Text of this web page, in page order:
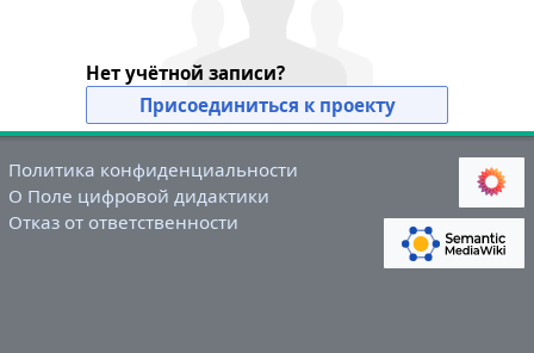
Нет учётной записи?
Присоединиться к проекту
Политика конфиденциальности
О Поле цифровой дидактики
Отказ от ответственности